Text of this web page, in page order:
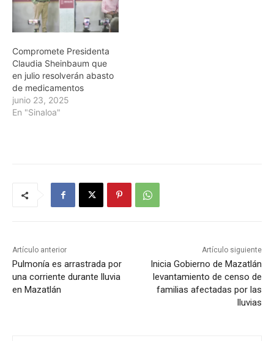
Compromete Presidenta
Claudia Sheinbaum que
en julio resolverán abasto
de medicamentos
junio 23, 2025
En "Sinaloa"
Artículo anterior
Pulmonía es arrastrada por
una corriente durante lluvia
en Mazatlán
Artículo siguiente
Inicia Gobierno de Mazatlán
levantamiento de censo de
familias afectadas por las
lluvias